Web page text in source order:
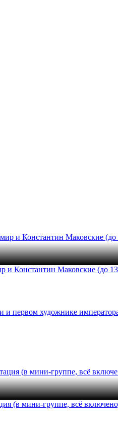
Константин Маковские (до 13
и первом художнике
(в мини-группе, всё